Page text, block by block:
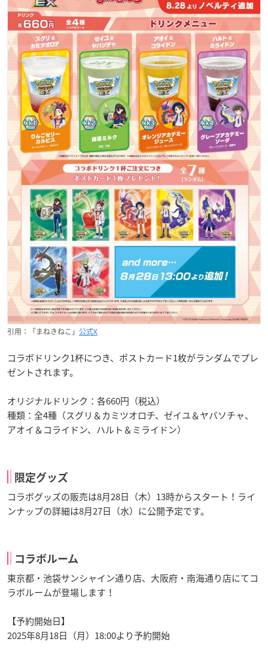
引用：「まねきねこ」 公式X
コラボドリンク1杯につき、ポストカード1枚がランダムでプレ
ゼントされます。
オリジナルドリンク：各660円（税込）
種類：全4種（スグリ＆カミツオロチ、ゼイユ＆ヤバソチャ、
アオイ＆コライドン、ハルト＆ミライドン）
限定グッズ
コラボグッズの販売は8月28日（木）13時からスタート！ライ
ンナップの詳細は8月27日（水）に公開予定です。
コラボルーム
東京都・池袋サンシャイン通り店、大阪府・南海通り店にてコ
ラボルームが登場します！
【予約開始日】
2025年8月18日（月）18:00より予約開始